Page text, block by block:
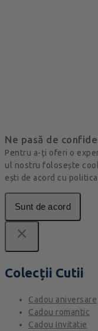
Ne pasă de
Pentru a-ți oferi o
ul nostru folosește
ești de acord cu
Sunt de acord
Colecții Cutii
Cadou aniversare
Cadou romantic
Cadou Invitatie